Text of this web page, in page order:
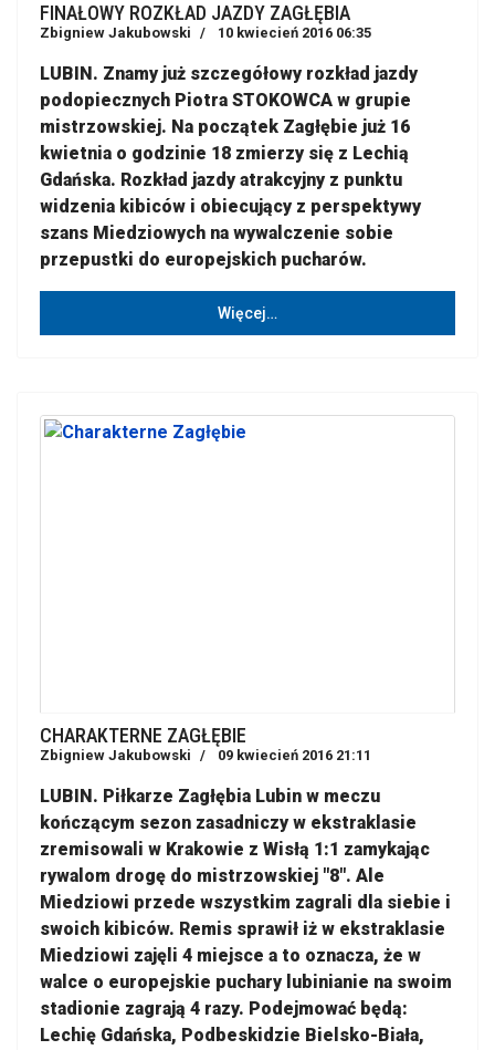
FINAŁOWY ROZKŁAD JAZDY ZAGŁĘBIA
Zbigniew Jakubowski 10 kwiecień 2016 06:35
LUBIN. Znamy już szczegółowy rozkład jazdy
podopiecznych Piotra STOKOWCA w grupie
mistrzowskiej. Na początek Zagłębie już 16
kwietnia o godzinie 18 zmierzy się z Lechią
Gdańska. Rozkład jazdy atrakcyjny z punktu
widzenia kibiców i obiecujący z perspektywy
szans Miedziowych na wywalczenie sobie
przepustki do europejskich pucharów.
Więcej…
CHARAKTERNE ZAGŁĘBIE
Zbigniew Jakubowski 09 kwiecień 2016 21:11
LUBIN. Piłkarze Zagłębia Lubin w meczu
kończącym sezon zasadniczy w ekstraklasie
zremisowali w Krakowie z Wisłą 1:1 zamykając
rywalom drogę do mistrzowskiej "8". Ale
Miedziowi przede wszystkim zagrali dla siebie i
swoich kibiców. Remis sprawił iż w ekstraklasie
Miedziowi zajęli 4 miejsce a to oznacza, że w
walce o europejskie puchary lubinianie na swoim
stadionie zagrają 4 razy. Podejmować będą:
Lechię Gdańska, Podbeskidzie Bielsko-Biała,